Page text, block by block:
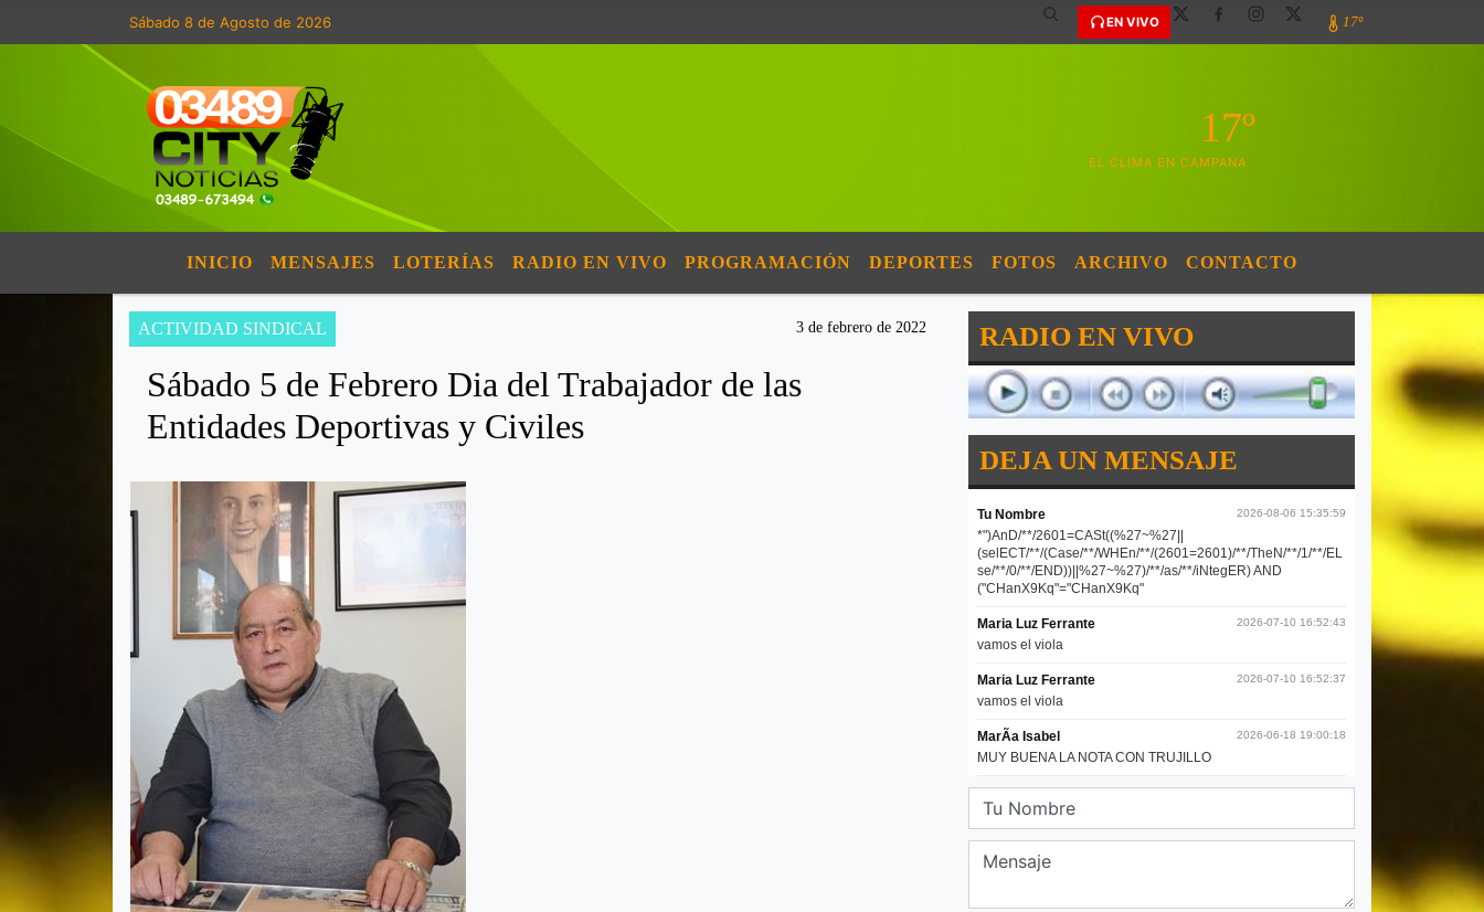
Sábado 8 de Agosto de 2026 EN VIVO 17º
17º
EL CLIMA EN CAMPANA
INICIO MENSAJES LOTERÍAS RADIO EN VIVO PROGRAMACIÓN DEPORTES FOTOS ARCHIVO CONTACTO
ACTIVIDAD SINDICAL 3 de febrero de 2022
Sábado 5 de Febrero Dia del Trabajador de las
Entidades Deportivas y Civiles
RADIO EN VIVO
DEJA UN MENSAJE